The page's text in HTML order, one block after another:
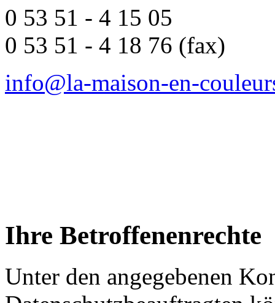
0 53 51 - 4 15 05
0 53 51 - 4 18 76 (fax)
info@la-maison-en-
Ihre Betroffenenrechte
Unter den angegebenen